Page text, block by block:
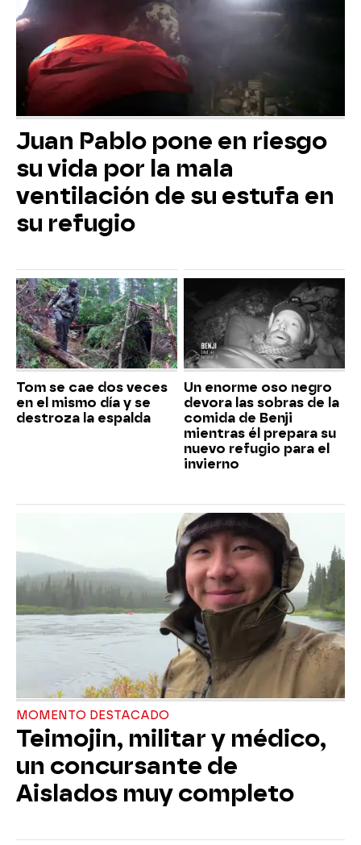
Juan Pablo pone en riesgo
su vida por la mala
ventilación de su estufa en
su refugio
Tom se cae dos veces
en el mismo día y se
destroza la espalda
Un enorme oso negro
devora las sobras de la
comida de Benji
mientras él prepara su
nuevo refugio para el
invierno
MOMENTO DESTACADO
Teimojin, militar y médico,
un concursante de
Aislados muy completo